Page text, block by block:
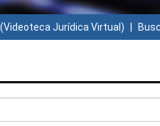
Jurídica Virtual)